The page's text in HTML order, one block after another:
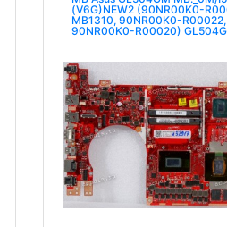
(V6G)NEW2 (90NR00K0-
MB1310, 90NR00K0-
90NR00K0-R00020)
2.1 Intel Core Core i5-8300H
SAMSUN